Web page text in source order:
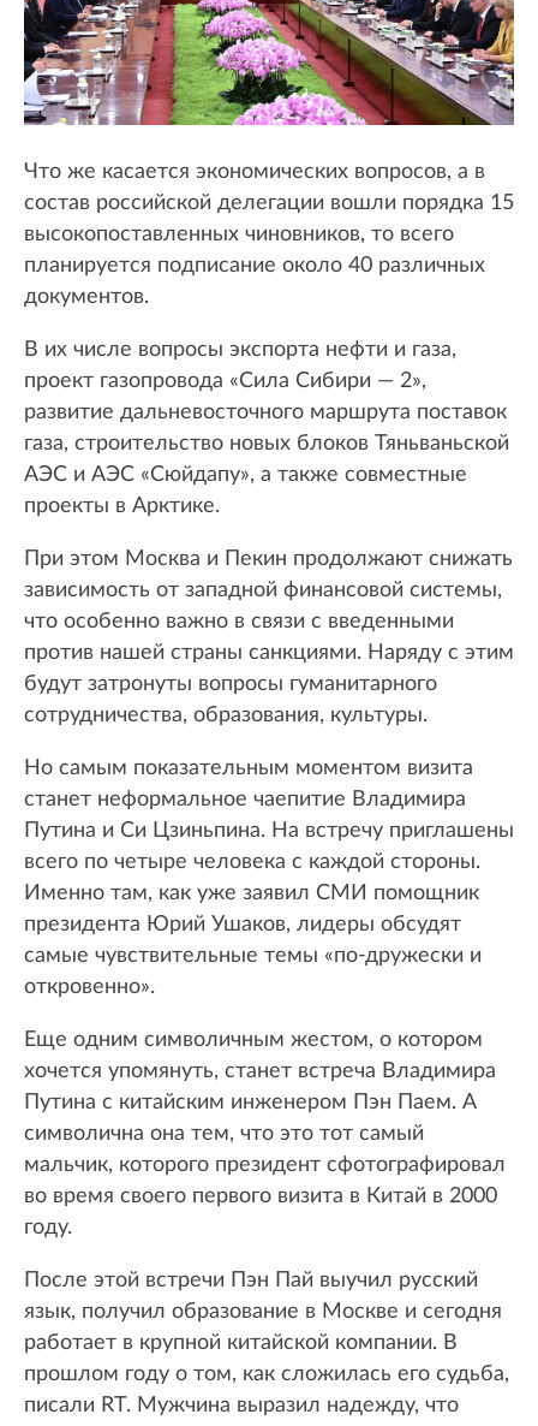
Что же касается экономических вопросов, а в
состав российской делегации вошли порядка 15
высокопоставленных чиновников, то всего
планируется подписание около 40 различных
документов.
В их числе вопросы экспорта нефти и газа,
проект газопровода «Сила Сибири — 2»,
развитие дальневосточного маршрута поставок
газа, строительство новых блоков Тяньваньской
АЭС и АЭС «Сюйдапу», а также совместные
проекты в Арктике.
При этом Москва и Пекин продолжают снижать
зависимость от западной финансовой системы,
что особенно важно в связи с введенными
против нашей страны санкциями. Наряду с этим
будут затронуты вопросы гуманитарного
сотрудничества, образования, культуры.
Но самым показательным моментом визита
станет неформальное чаепитие Владимира
Путина и Си Цзиньпина. На встречу приглашены
всего по четыре человека с каждой стороны.
Именно там, как уже заявил СМИ помощник
президента Юрий Ушаков, лидеры обсудят
самые чувствительные темы «по-дружески и
откровенно».
Еще одним символичным жестом, о котором
хочется упомянуть, станет встреча Владимира
Путина с китайским инженером Пэн Паем. А
символична она тем, что это тот самый
мальчик, которого президент сфотографировал
во время своего первого визита в Китай в 2000
году.
После этой встречи Пэн Пай выучил русский
язык, получил образование в Москве и сегодня
работает в крупной китайской компании. В
прошлом году о том, как сложилась его судьба,
писали RT. Мужчина выразил надежду, что